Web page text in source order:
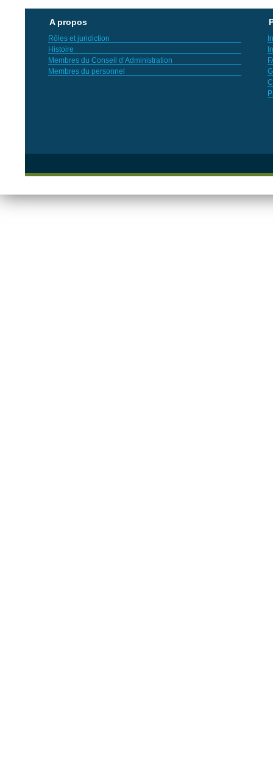
A propos
Rôles et juridiction
Histoire
Membres du Conseil d’Administration
Membres du personnel